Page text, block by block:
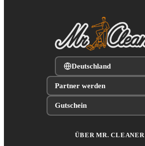
Deutschland
Partner werden
Gutschein
ÜBER MR. CLEANER